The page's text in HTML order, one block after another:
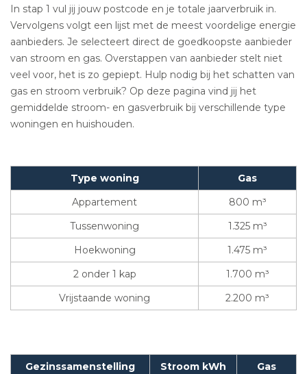
In stap 1 vul jij jouw postcode en je totale jaarverbruik in.
Vervolgens volgt een lijst met de meest voordelige energie
aanbieders. Je selecteert direct de goedkoopste aanbieder
van stroom en gas. Overstappen van aanbieder stelt niet
veel voor, het is zo gepiept. Hulp nodig bij het schatten van
gas en stroom verbruik? Op deze pagina vind jij het
gemiddelde stroom- en gasverbruik bij verschillende type
woningen en huishouden.
Type woning
Gas
Appartement
800 m³
Tussenwoning
1.325 m³
Hoekwoning
1.475 m³
2 onder 1 kap
1.700 m³
Vrijstaande woning
2.200 m³
Gezinssamenstelling Stroom kWh
Gas